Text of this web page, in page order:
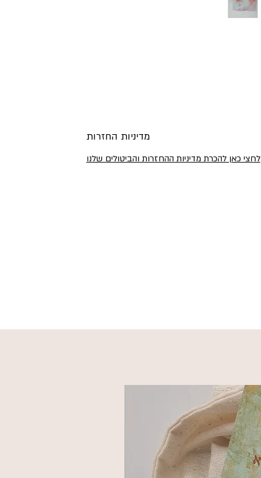
מדיניות החזרות
לחצי כאן להכרת מדיניות ההחזרות והביטולים שלנו